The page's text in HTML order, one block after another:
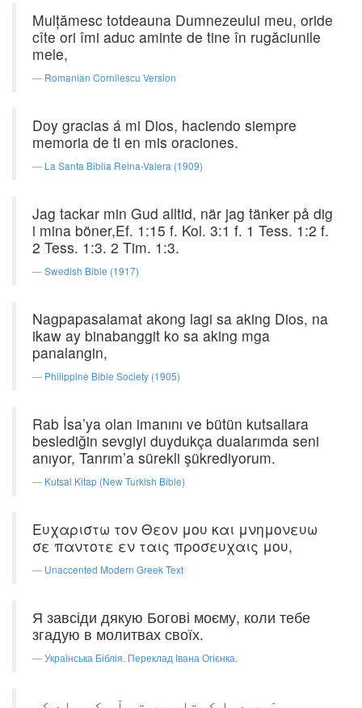
Mulţămesc totdeauna Dumnezeului meu, oride
cîte ori îmi aduc aminte de tine în rugăciunile
mele,
Romanian Cornilescu Version
Doy gracias á mi Dios, haciendo siempre
memoria de ti en mis oraciones.
La Santa Biblia Reina-Valera (1909)
Jag tackar min Gud alltid, när jag tänker på dig
i mina böner,Ef. 1:15 f. Kol. 3:1 f. 1 Tess. 1:2 f.
2 Tess. 1:3. 2 Tim. 1:3.
Swedish Bible (1917)
Nagpapasalamat akong lagi sa aking Dios, na
ikaw ay binabanggit ko sa aking mga
panalangin,
Philippine Bible Society (1905)
Rab İsa’ya olan imanını ve bütün kutsallara
beslediğin sevgiyi duydukça dualarımda seni
anıyor, Tanrım’a sürekli şükrediyorum.
Kutsal Kitap (New Turkish Bible)
Ευχαριστω τον Θεον μου και μνημονευω
σε παντοτε εν ταις προσευχαις μου,
Unaccented Modern Greek Text
Я завсіди дякую Богові моєму, коли тебе
згадую в молитвах своїх.
Українська Біблія. Переклад Івана Огієнка.